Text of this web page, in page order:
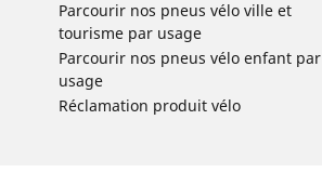
Parcourir nos pneus vélo ville et
tourisme par usage
Parcourir nos pneus vélo enfant par
usage
Réclamation produit vélo